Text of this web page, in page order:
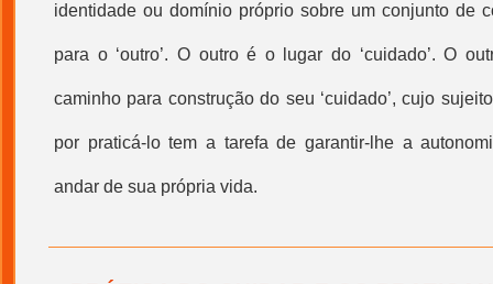
identidade ou domínio próprio sobre um conjunto de
para o ‘outro’. O outro é o lugar do ‘cuidado’. O
caminho para construção do seu ‘cuidado’, cujo
por praticá-lo tem a tarefa de garantir-lhe a
andar de sua própria vida.